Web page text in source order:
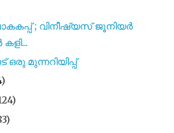
; വിനീഷ്യസ് ജൂനിയർ
മുന്നറിയിപ്പ്